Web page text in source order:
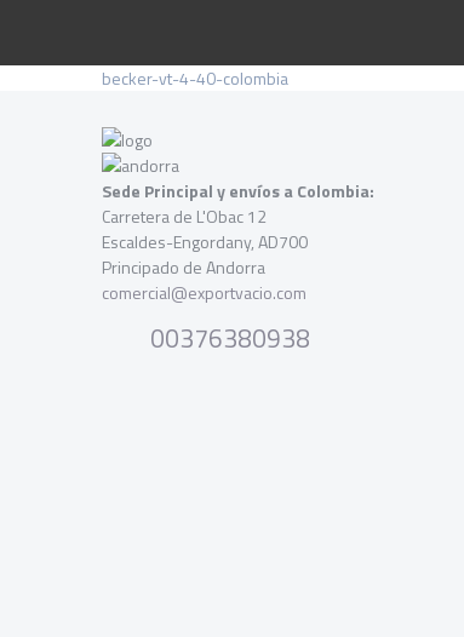
becker-vt-4-40-colombia
Sede Principal y envíos a Colombia:
Carretera de L'Obac 12
Escaldes-Engordany, AD700
Principado de Andorra
comercial@exportvacio.com
00376380938